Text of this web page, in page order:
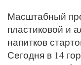
Масштабный
пластиковой и
напитков
Сегодня в 14